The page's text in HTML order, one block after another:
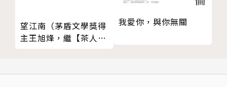
赤城風雨醫生一輩子，盡是笑不出來悲劇，有悲
路。
望江南（茅盾文學獎得
主王旭烽，繼【茶人三
我愛你，與你無關